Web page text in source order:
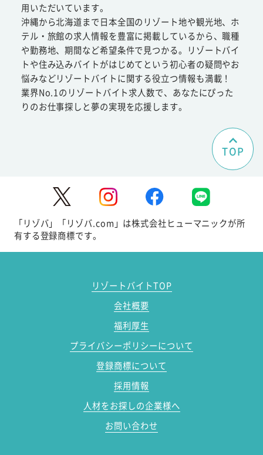
用いただいています。
沖縄から北海道まで日本全国のリゾート地や観光地、ホ
テル・旅館の求人情報を豊富に掲載しているから、職種
や勤務地、期間など希望条件で見つかる。リゾートバイ
トや住み込みバイトがはじめてという初心者の疑問やお
悩みなどリゾートバイトに関する役立つ情報も満載！
業界No.1のリゾートバイト求人数で、あなたにぴった
りのお仕事探しと夢の実現を応援します。
TOP
「リゾバ」「リゾバ.com」は株式会社ヒューマニックが所
有する登録商標です。
リゾートバイトTOP
会社概要
福利厚生
プライバシーポリシーについて
登録商標について
採用情報
人材をお探しの企業様へ
お問い合わせ